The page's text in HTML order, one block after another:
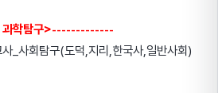
학탐구>-------------
_사회탐구(도덕,지리,한국사,일반사회)